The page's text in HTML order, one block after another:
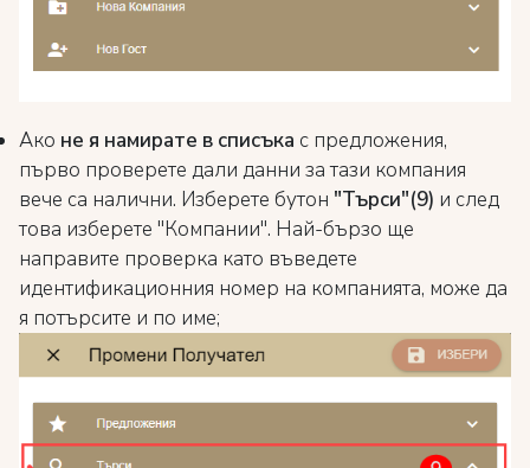
Ако не я намирате в списъка с предложения,
първо проверете дали данни за тази компания
вече са налични. Изберете бутон "Търси"(9) и след
това изберете "Компании". Най-бързо ще
направите проверка като въведете
идентификационния номер на компанията, може да
я потърсите и по име;